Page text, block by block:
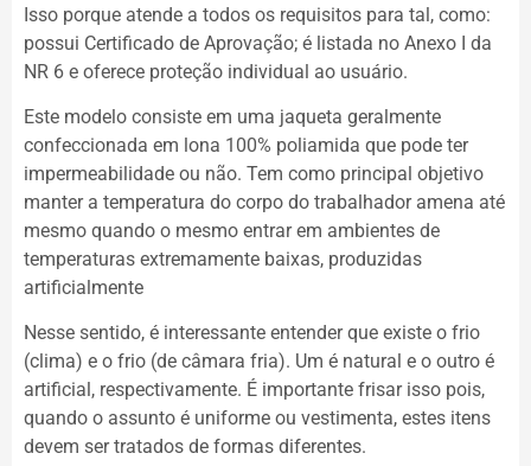
Isso porque atende a todos os requisitos para tal, como:
possui Certificado de Aprovação; é listada no Anexo I da
NR 6 e oferece proteção individual ao usuário.
Este modelo consiste em uma jaqueta geralmente
confeccionada em lona 100% poliamida que pode ter
impermeabilidade ou não. Tem como principal objetivo
manter a temperatura do corpo do trabalhador amena até
mesmo quando o mesmo entrar em ambientes de
temperaturas extremamente baixas, produzidas
artificialmente
Nesse sentido, é interessante entender que existe o frio
(clima) e o frio (de câmara fria). Um é natural e o outro é
artificial, respectivamente. É importante frisar isso pois,
quando o assunto é uniforme ou vestimenta, estes itens
devem ser tratados de formas diferentes.